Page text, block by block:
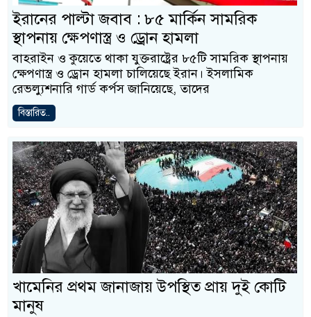
ইরানের পাল্টা জবাব : ৮৫ মার্কিন সামরিক
স্থাপনায় ক্ষেপণাস্ত্র ও ড্রোন হামলা
বাহরাইন ও কুয়েতে থাকা যুক্তরাষ্ট্রের ৮৫টি সামরিক স্থাপনায়
ক্ষেপণাস্ত্র ও ড্রোন হামলা চালিয়েছে ইরান। ইসলামিক
রেভল্যুশনারি গার্ড কর্পস জানিয়েছে, তাদের
বিস্তারিত..
খামেনির প্রথম জানাজায় উপস্থিত প্রায় দুই কোটি
মানুষ